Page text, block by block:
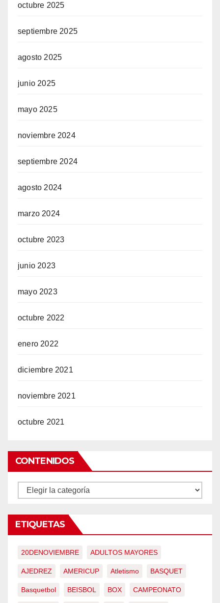
octubre 2025
septiembre 2025
agosto 2025
junio 2025
mayo 2025
noviembre 2024
septiembre 2024
agosto 2024
marzo 2024
octubre 2023
junio 2023
mayo 2023
octubre 2022
enero 2022
diciembre 2021
noviembre 2021
octubre 2021
CONTENIDOS
CONTENIDOS
ETIQUETAS
20DENOVIEMBRE ADULTOS MAYORES
AJEDREZ AMERICUP Atletismo BASQUET
Basquetbol BEISBOL BOX CAMPEONATO